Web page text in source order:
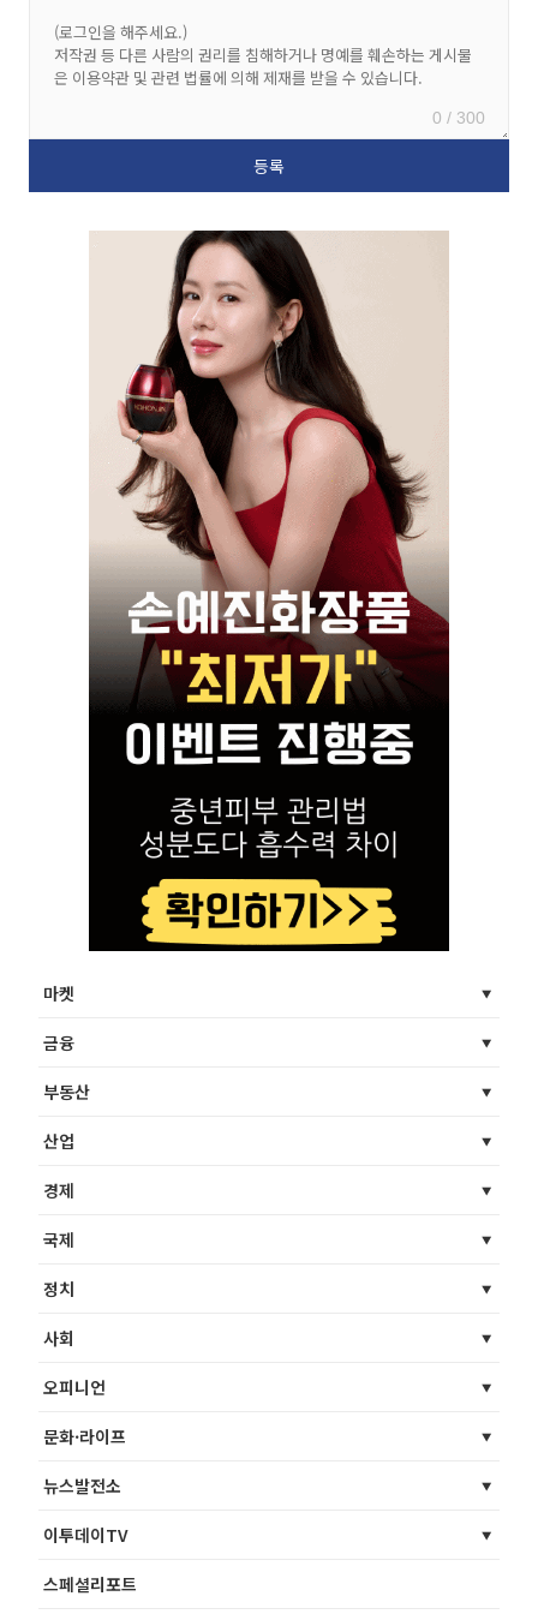
0 / 300
마켓
금융
부동산
산업
경제
국제
정치
사회
오피니언
문화·라이프
뉴스발전소
이투데이TV
스페셜리포트